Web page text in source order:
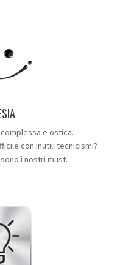
e ostica.
con inutili tecnicismi?
i nostri must.